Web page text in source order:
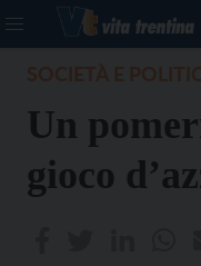
Un
gioco